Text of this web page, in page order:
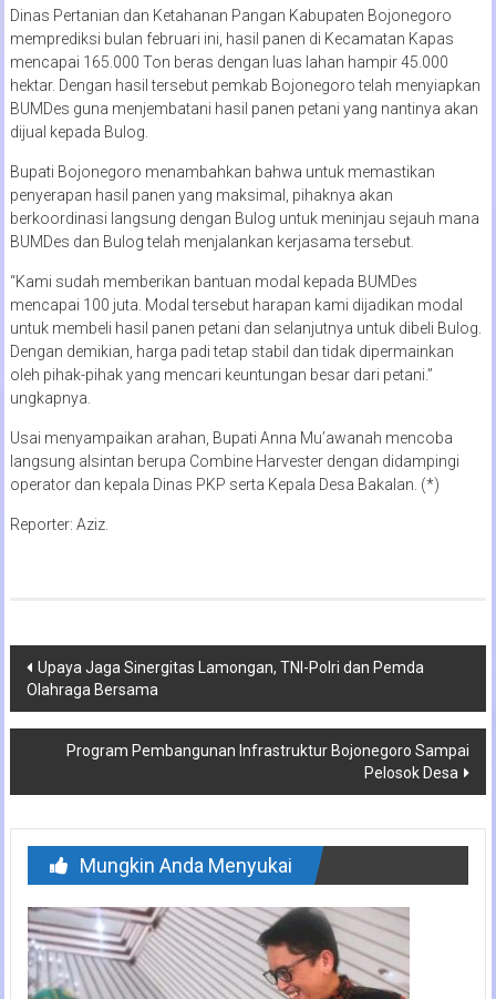
Dinas Pertanian dan Ketahanan Pangan Kabupaten Bojonegoro
memprediksi bulan februari ini, hasil panen di Kecamatan Kapas
mencapai 165.000 Ton beras dengan luas lahan hampir 45.000
hektar. Dengan hasil tersebut pemkab Bojonegoro telah menyiapkan
BUMDes guna menjembatani hasil panen petani yang nantinya akan
dijual kepada Bulog.
Bupati Bojonegoro menambahkan bahwa untuk memastikan
penyerapan hasil panen yang maksimal, pihaknya akan
berkoordinasi langsung dengan Bulog untuk meninjau sejauh mana
BUMDes dan Bulog telah menjalankan kerjasama tersebut.
“Kami sudah memberikan bantuan modal kepada BUMDes
mencapai 100 juta. Modal tersebut harapan kami dijadikan modal
untuk membeli hasil panen petani dan selanjutnya untuk dibeli Bulog.
Dengan demikian, harga padi tetap stabil dan tidak dipermainkan
oleh pihak-pihak yang mencari keuntungan besar dari petani.”
ungkapnya.
Usai menyampaikan arahan, Bupati Anna Mu’awanah mencoba
langsung alsintan berupa Combine Harvester dengan didampingi
operator dan kepala Dinas PKP serta Kepala Desa Bakalan. (*)
Reporter: Aziz.
Navigasi
pos
Upaya Jaga Sinergitas Lamongan, TNI-Polri dan Pemda
Olahraga Bersama
Program Pembangunan Infrastruktur Bojonegoro Sampai
Pelosok Desa
Mungkin Anda Menyukai